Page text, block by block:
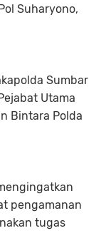
Suharyono,
Sumbar
Utama
Bintara Polda
pengamanan
tugas